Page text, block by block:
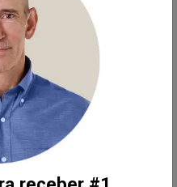
fato excretadas pelo
Arquivos de
excretadas
Alguns